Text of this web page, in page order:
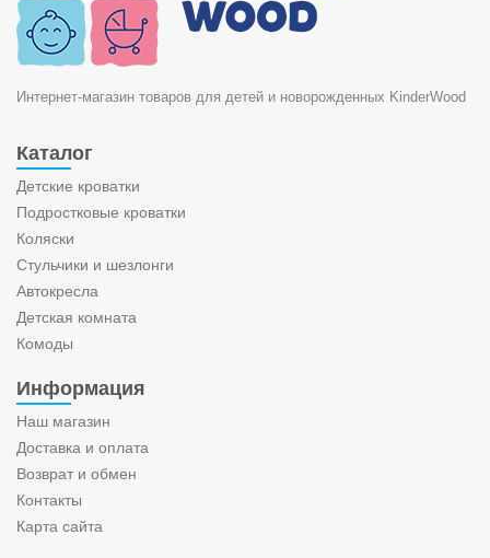
Интернет-магазин товаров для детей и новорожденных KinderWood
Каталог
Детские кроватки
Подростковые кроватки
Коляски
Стульчики и шезлонги
Автокресла
Детская комната
Комоды
Информация
Наш магазин
Доставка и оплата
Возврат и обмен
Контакты
Карта сайта